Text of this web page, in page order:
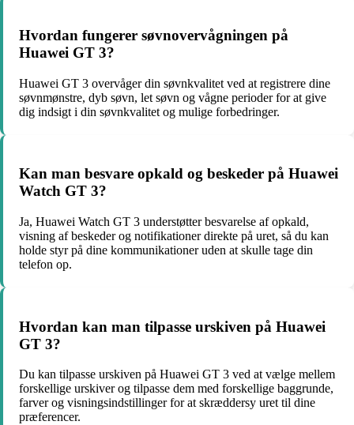
Hvordan fungerer søvnovervågningen på
Huawei GT 3?
Huawei GT 3 overvåger din søvnkvalitet ved at registrere dine
søvnmønstre, dyb søvn, let søvn og vågne perioder for at give
dig indsigt i din søvnkvalitet og mulige forbedringer.
Kan man besvare opkald og beskeder på Huawei
Watch GT 3?
Ja, Huawei Watch GT 3 understøtter besvarelse af opkald,
visning af beskeder og notifikationer direkte på uret, så du kan
holde styr på dine kommunikationer uden at skulle tage din
telefon op.
Hvordan kan man tilpasse urskiven på Huawei
GT 3?
Du kan tilpasse urskiven på Huawei GT 3 ved at vælge mellem
forskellige urskiver og tilpasse dem med forskellige baggrunde,
farver og visningsindstillinger for at skræddersy uret til dine
præferencer.